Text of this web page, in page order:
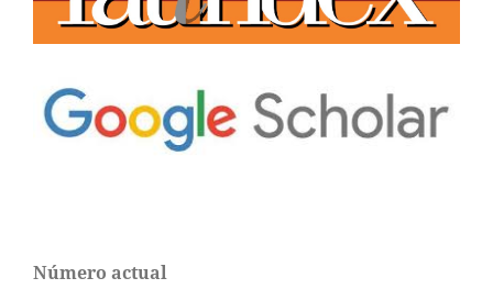
Número actual